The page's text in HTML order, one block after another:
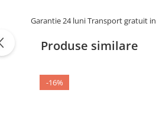
Garantie 24 luni Transport gratuit
Produse similare
-16%